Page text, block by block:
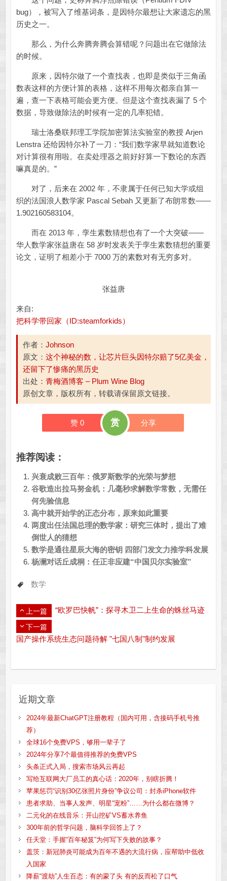
bug），被写入了维基词条，是因特尔最想让大家遗忘的黑
历史之一。
那么，为什么奔腾奔腾会算错呢？问题出在它做除法
的时候。
原来，因特尔做了一个查找表，也即是类似于三角函
数表这样的方便计算的表格，这样不用每次都亲自算一
遍，查一下表格可能会更方便。但是这个查找表漏了 5 个
数据，导致做除法的时候有一定的几率犯错。
瑞士洛桑联邦理工学院加密算法实验室的教授 Arjen
Lenstra 还给因特尔补了一刀：“我们数学家早就知道数论
对计算很有用啦。在卖处理器之前好好算一下数论的东西
嘛真是的。”
对了，后来在 2002 年，不隶属于任何已知大学或组
织的法国浪人数学家 Pascal Sebah 又更新了布朗常数——
1.902160583104。
而在 2013 年，孪生素数猜想也有了一个大突破——
华人数学家张益唐在 58 岁时发表关于孪生素数猜想的重要
论文，证明了相差小于 7000 万的素数对有无穷多对。
张益唐
来自:
把科学带回家（ID:steamforkids）
作者： Johnson
原文： 这个神秘的数，让芯片巨头因特尔赔了5亿美金，
还留下了惨痛的黑历史
出处： 青梅酒博客 – Plum Wine Blog
原创文章，版权所有，转载请保留原文链接。
赞 0 赏 分享
推荐阅读：
兴衰成败三百年：俄罗斯数学的光荣与梦想
谷歌造出拉马努金机：几毫秒求解数学常数，无需任
何先验信息
高中就开始学的正态分布，原来如此重要
两度出任法国总理的数学家：研究三体时，提出了难
倒世人的猜想
数学是通往星辰大海的密钥 四部门发文力推学科发展
杨澜对话丘成桐：任正非应建“中国贝尔实验室”
数学
上一篇 “欧罗巴快帆”：探寻木卫二上生命的蛛丝马迹
下一篇
国产操作系统生态问题待解 "七国八制"制约发展
近期文章
2024年最新ChatGPT注册教程（国内可用，含接码手机号推
荐）
全球16个免费VPS，够用一辈子了
2024年分享7个最值得推荐的免费VPS
头条正式入局，搜索市场风云再起
写给互联网大厂员工的真心话：2020年，别瞎折腾！
苹果惩罚“识别30亿张照片身份”争议公司：封杀iPhone软件
患者求助、当事人发声、明星“宠粉”……为什么都在微博？
二元化的在线音乐：开山挖矿VS蓄水养鱼
300年前的哲学问题，脑科学回答上了？
任天堂：手握“百年秘笈”为何写下失败的故事？
盖茨：新冠肺炎可能成为百年不遇的大流行病，应帮助中低收
入国家
降薪“渡劫”人生百态：有的蒙了头 有的反而松了口气